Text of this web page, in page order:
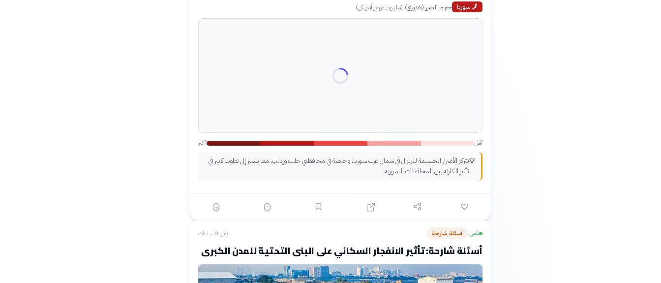
🗾 سوريا حجم الضرر (تقديري) (مليون دولار أمريكي)
أقل أكثر
💡تتركز الأضرار الجسيمة للزلزال في شمال غرب سوريا، وخاصة في محافظتي حلب وإدلب، مما يشير إلى تفاوت كبير في
تأثير الكارثة بين المحافظات السورية.
ناس› أسئلة شارحة قبل 8 ساعات
أسئلة شارحة: تأثير الانفجار السكاني على البنى التحتية للمدن الكبرى